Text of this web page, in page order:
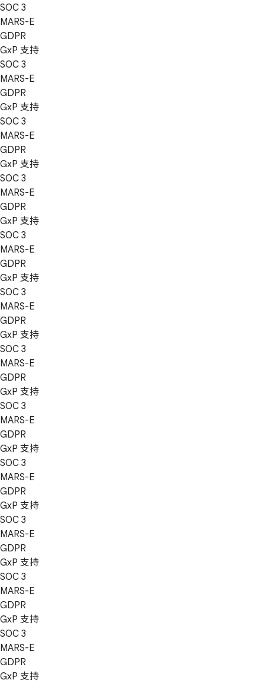
SOC 3
MARS-E
GDPR
GxP 支持
SOC 3
MARS-E
GDPR
GxP 支持
SOC 3
MARS-E
GDPR
GxP 支持
SOC 3
MARS-E
GDPR
GxP 支持
SOC 3
MARS-E
GDPR
GxP 支持
SOC 3
MARS-E
GDPR
GxP 支持
SOC 3
MARS-E
GDPR
GxP 支持
SOC 3
MARS-E
GDPR
GxP 支持
SOC 3
MARS-E
GDPR
GxP 支持
SOC 3
MARS-E
GDPR
GxP 支持
SOC 3
MARS-E
GDPR
GxP 支持
SOC 3
MARS-E
GDPR
GxP 支持